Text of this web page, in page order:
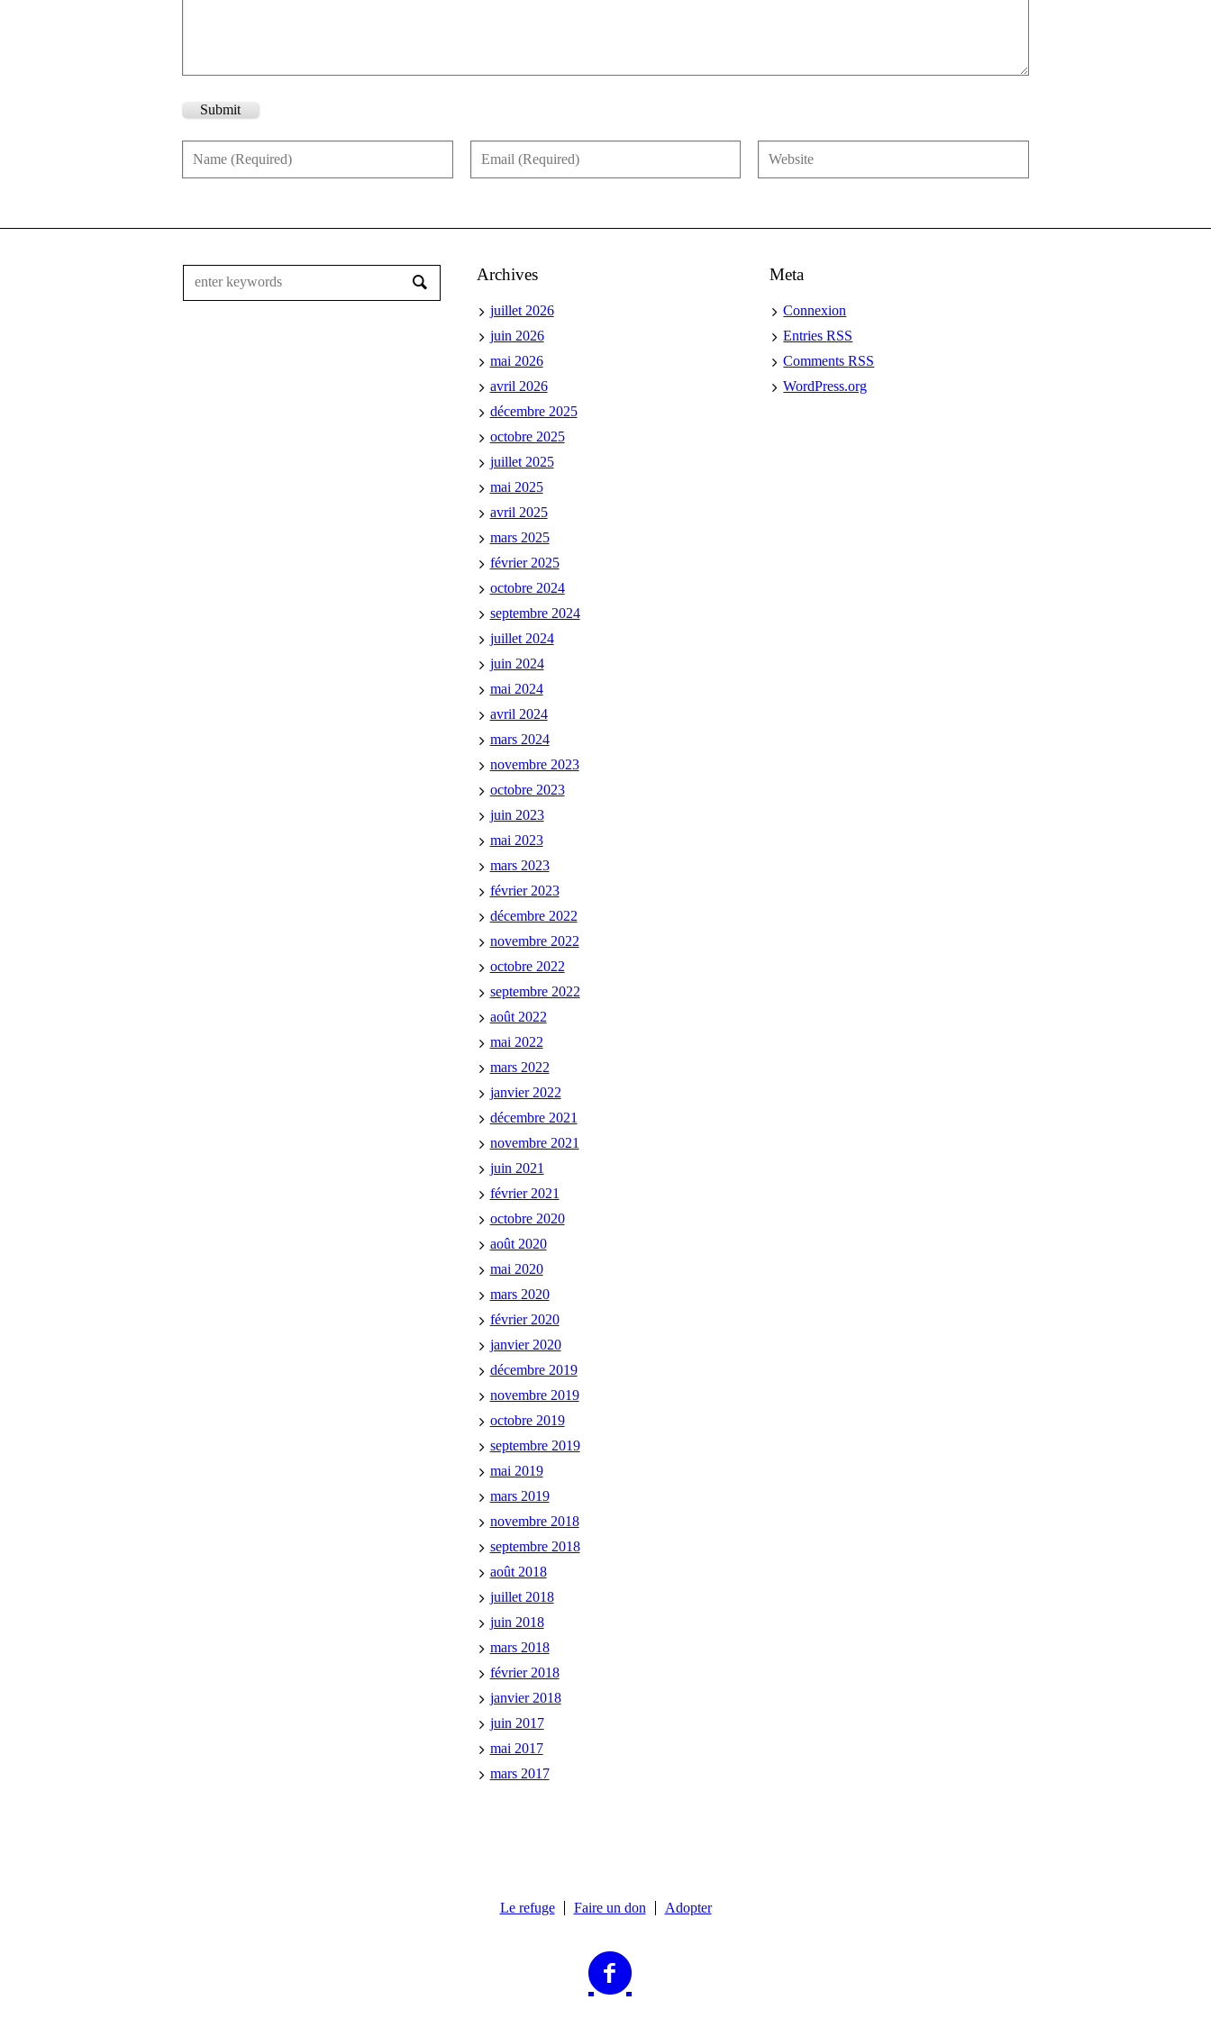
Submit
Archives
juillet 2026
juin 2026
mai 2026
avril 2026
décembre 2025
octobre 2025
juillet 2025
mai 2025
avril 2025
mars 2025
février 2025
octobre 2024
septembre 2024
juillet 2024
juin 2024
mai 2024
avril 2024
mars 2024
novembre 2023
octobre 2023
juin 2023
mai 2023
mars 2023
février 2023
décembre 2022
novembre 2022
octobre 2022
septembre 2022
août 2022
mai 2022
mars 2022
janvier 2022
décembre 2021
novembre 2021
juin 2021
février 2021
octobre 2020
août 2020
mai 2020
mars 2020
février 2020
janvier 2020
décembre 2019
novembre 2019
octobre 2019
septembre 2019
mai 2019
mars 2019
novembre 2018
septembre 2018
août 2018
juillet 2018
juin 2018
mars 2018
février 2018
janvier 2018
juin 2017
mai 2017
mars 2017
Meta
Connexion
EntriesRSS
CommentsRSS
WordPress.org
Le refuge Faire un don Adopter